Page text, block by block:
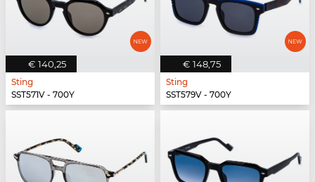
€ 140,25
Sting
SST571V - 700Y
€ 148,75
Sting
SST579V - 700Y